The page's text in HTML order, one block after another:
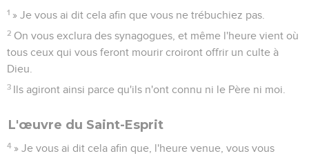
1 » Je vous ai dit cela afin que vous ne trébuchiez pas.
2 On vous exclura des synagogues, et même l'heure vient où
tous ceux qui vous feront mourir croiront offrir un culte à
Dieu.
3 Ils agiront ainsi parce qu'ils n'ont connu ni le Père ni moi.
L'œuvre du Saint-Esprit
4 » Je vous ai dit cela afin que, l'heure venue, vous vous